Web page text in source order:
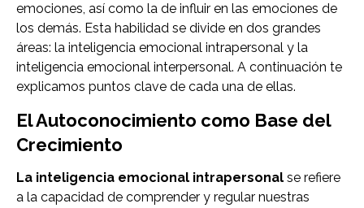
emociones, así como la de influir en las emociones de
los demás. Esta habilidad se divide en dos grandes
áreas: la inteligencia emocional intrapersonal y la
inteligencia emocional interpersonal. A continuación te
explicamos puntos clave de cada una de ellas.
El Autoconocimiento como Base del
Crecimiento
La inteligencia emocional intrapersonal se refiere
a la capacidad de comprender y regular nuestras